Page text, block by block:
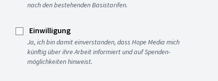
nach den bestehenden Basistarifen.
Einwilligung
Ja, ich bin damit einverstanden, dass Hope Media mich
künftig über ihre Arbeit informiert und auf Spenden-
möglichkeiten hinweist.